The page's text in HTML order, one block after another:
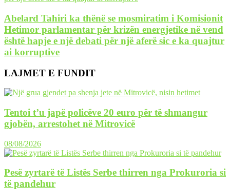
Abelard Tahiri ka thënë se mosmiratim i Komisionit
Hetimor parlamentar për krizën energjetike në vend
është hapje e një debati për një aferë sic e ka quajtur
ai korruptive
LAJMET E FUNDIT
Tentoi t’u japë policëve 20 euro për të shmangur
gjobën, arrestohet në Mitrovicë
08/08/2026
Pesë zyrtarë të Listës Serbe thirren nga Prokuroria si
të pandehur